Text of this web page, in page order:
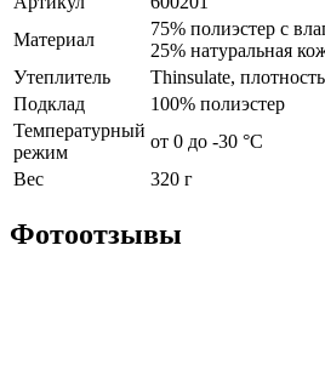
Материал
75% полиэстер с
25% натуральная
Утеплитель
Thinsulate,
Подклад
100% полиэстер
Температурный
режим
от 0 до -30 °С
Вес
320 г
Фотоотзывы